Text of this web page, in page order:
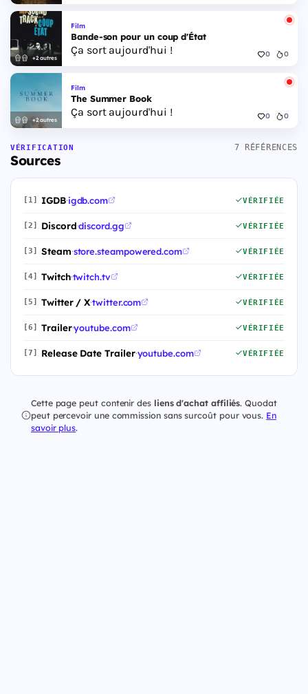
+2 autres
Film
Bande-son pour un coup d'État
Ça sort aujourd'hui ! 0 0
+2 autres
Film
The Summer Book
Ça sort aujourd'hui ! 0 0
VÉRIFICATION
Sources
7 RÉFÉRENCES
[1] IGDB·igdb.com VÉRIFIÉE
[2] Discord·discord.gg VÉRIFIÉE
[3] Steam·store.steampowered.com VÉRIFIÉE
[4] Twitch·twitch.tv VÉRIFIÉE
[5] Twitter / X·twitter.com VÉRIFIÉE
[6] Trailer·youtube.com VÉRIFIÉE
[7] Release Date Trailer·youtube.com VÉRIFIÉE
Cette page peut contenir des liens d'achat affiliés. Quodat
peut percevoir une commission sans surcoût pour vous. En
savoir plus.